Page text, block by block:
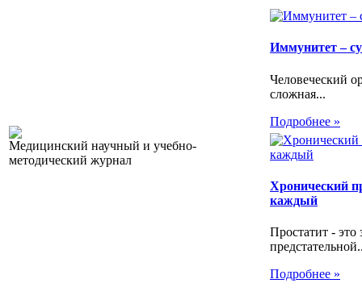
Медицинский научный и учебно-
методический журнал
Иммунитет –
Человеческий
сложная...
Подробнее »
Хронический
каждый
Простатит - это
Подробнее »